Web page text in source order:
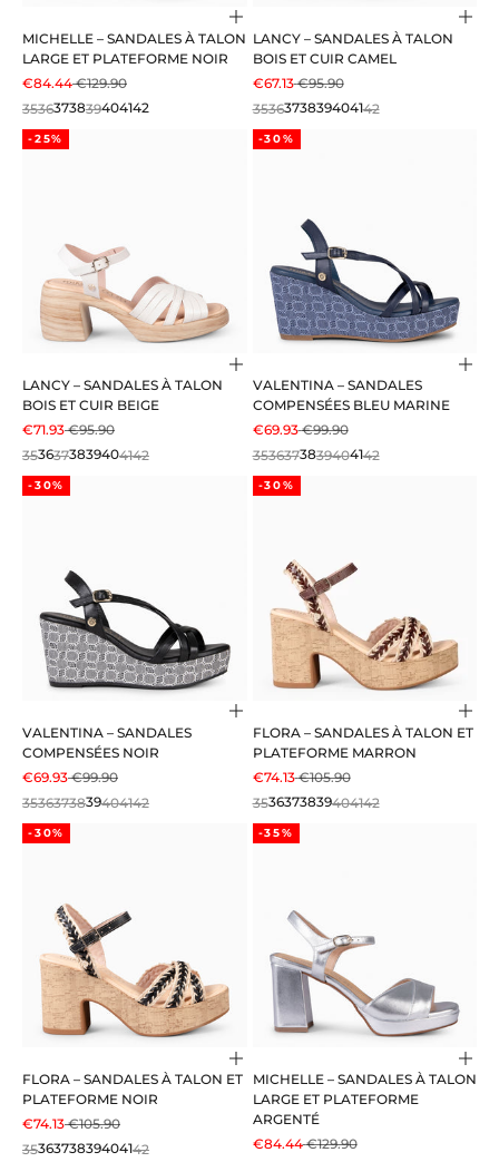
Choisir les options
MICHELLE – SANDALES À TALON
LARGE ET PLATEFORME NOIR
PRIX DE VENTE
€84.44PRIX NORMAL
€129.90
3536373839404142
LANCY – SANDALES À TALON
BOIS ET CUIR CAMEL
PRIX DE VENTE
€67.13PRIX NORMAL
€95.90
3536373839404142
-25%
Choisir les options
LANCY – SANDALES À TALON
BOIS ET CUIR BEIGE
PRIX DE VENTE
€71.93PRIX NORMAL
€95.90
3536373839404142
-30%
VALENTINA – SANDALES
COMPENSÉES BLEU MARINE
PRIX DE VENTE
€69.93PRIX NORMAL
€99.90
3536373839404142
-30%
Choisir les options
VALENTINA – SANDALES
COMPENSÉES NOIR
PRIX DE VENTE
€69.93PRIX NORMAL
€99.90
3536373839404142
-30%
FLORA – SANDALES À TALON ET
PLATEFORME MARRON
PRIX DE VENTE
€74.13PRIX NORMAL
€105.90
3536373839404142
-30%
Choisir les options
FLORA – SANDALES À TALON ET
PLATEFORME NOIR
PRIX DE VENTE
€74.13PRIX NORMAL
€105.90
3536373839404142
-35%
MICHELLE – SANDALES À TALON
LARGE ET PLATEFORME
ARGENTÉ
PRIX DE VENTE
€84.44PRIX NORMAL
€129.90